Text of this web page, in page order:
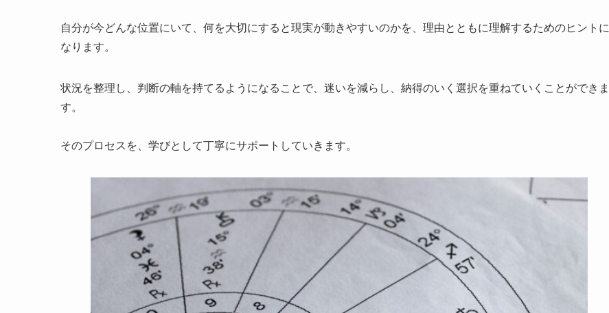
自分が今どんな位置にいて、何を大切にすると現実が動きやすいのかを、理由とともに理解するためのヒントに
なります。
状況を整理し、判断の軸を持てるようになることで、迷いを減らし、納得のいく選択を重ねていくことができま
す。
そのプロセスを、学びとして丁寧にサポートしていきます。